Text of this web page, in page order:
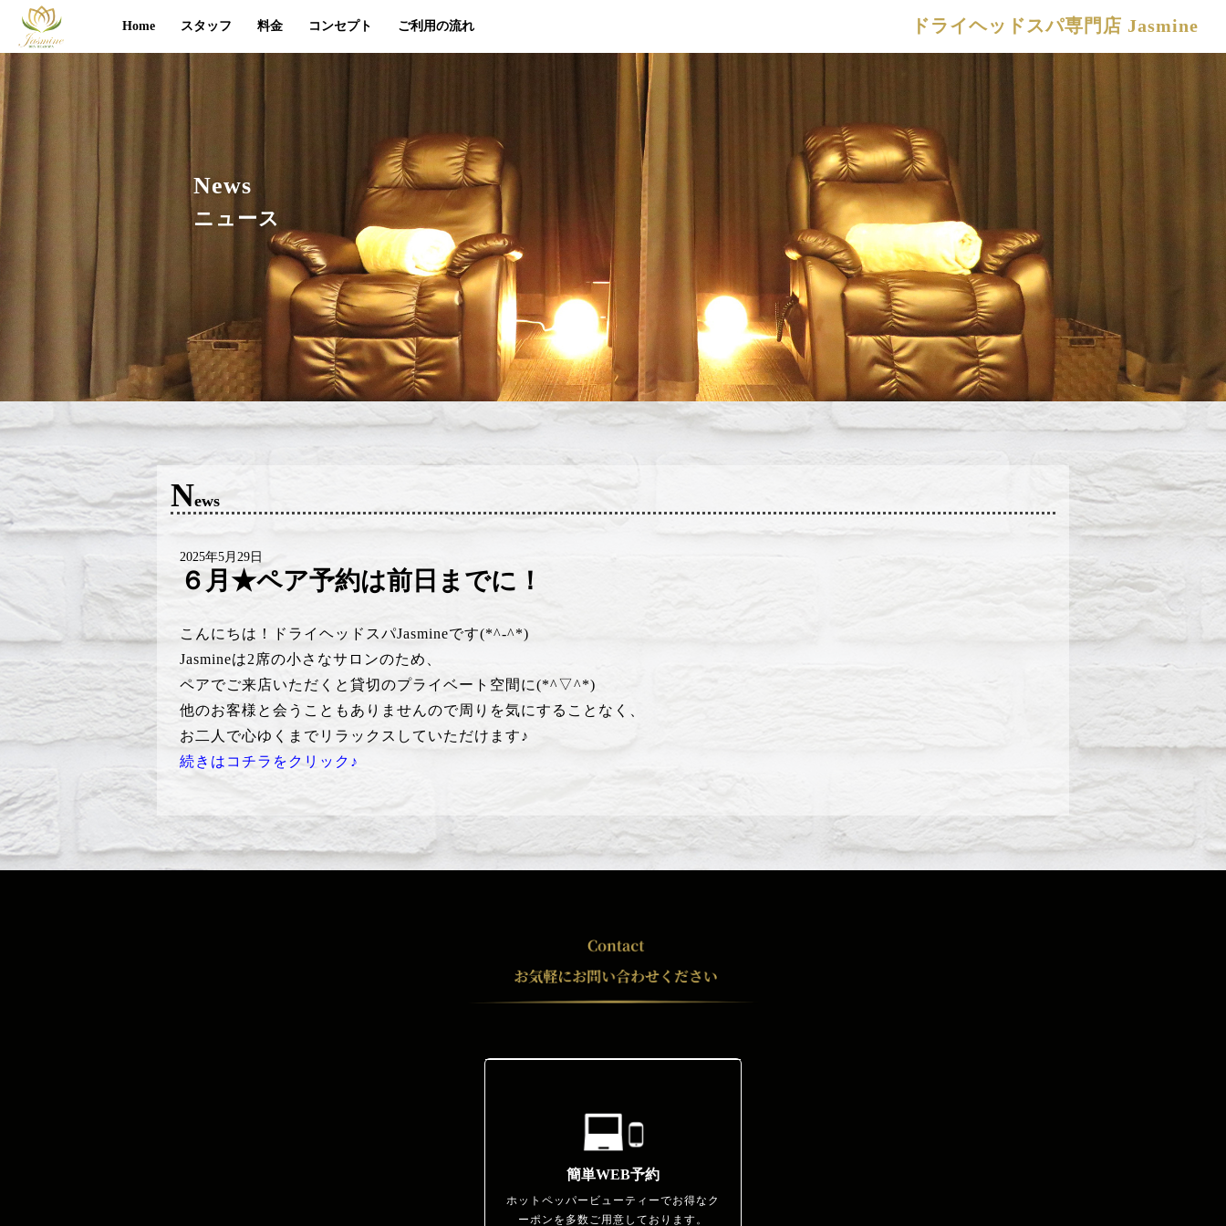
Home スタッフ 料金 コンセプト ご利用の流れ ドライヘッドスパ専門店 Jasmine
News
ニュース
News
2025年5月29日
６月★ペア予約は前日までに！
こんにちは！ドライヘッドスパJasmineです(*^-^*)
Jasmineは2席の小さなサロンのため、
ペアでご来店いただくと貸切のプライベート空間に(*^▽^*)
他のお客様と会うこともありませんので周りを気にすることなく、
お二人で心ゆくまでリラックスしていただけます♪
続きはコチラをクリック♪
簡単WEB予約
ホットペッパービューティーでお得なク
ーポンを多数ご用意しております。